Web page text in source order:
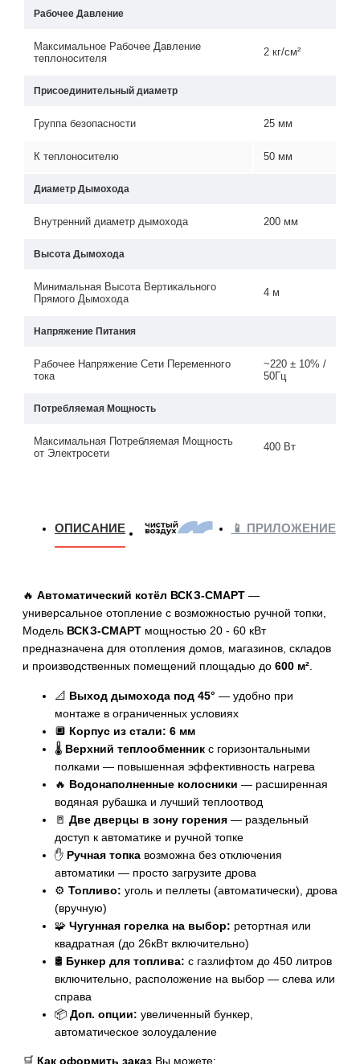
Рабочее Давление
Максимальное Рабочее Давление
теплоносителя
2 кг/см²
Присоединительный диаметр
Группа безопасности 25 мм
К теплоносителю 50 мм
Диаметр Дымохода
Внутренний диаметр дымохода 200 мм
Высота Дымохода
Минимальная Высота Вертикального
Прямого Дымохода
4 м
Напряжение Питания
Рабочее Напряжение Сети Переменного
тока
~220 ± 10% /
50Гц
Потребляемая Мощность
Максимальная Потребляемая Мощность
от Электросети
400 Вт
ОПИСАНИЕ 📱 ПРИЛОЖЕНИЕ
🔥 Автоматический котёл ВСКЗ-СМАРТ —
универсальное отопление с возможностью ручной топки,
Модель ВСКЗ-СМАРТ мощностью 20 - 60 кВт
предназначена для отопления домов, магазинов, складов
и производственных помещений площадью до 600 м²
📐 Выход дымохода под 45° — удобно при
монтаже в ограниченных условиях
🔲 Корпус из стали: 6 мм
🌡️ Верхний теплообменник с горизонтальными
полками — повышенная эффективность нагрева
🔥 Водонаполненные колосники — расширенная
водяная рубашка и лучший теплоотвод
🚪 Две дверцы в зону горения — раздельный
доступ к автоматике и ручной топке
✋ Ручная топка возможна без отключения
автоматики — просто загрузите дрова
⚙️ Топливо: уголь и пеллеты (автоматически), дрова
(вручную)
🧩 Чугунная горелка на выбор: ретортная или
квадратная (до 26кВт включительно)
🛢️ Бункер для топлива: с газлифтом до 450 литров
включительно, расположение на выбор — слева или
справа
📦 Доп. опции: увеличенный бункер,
автоматическое золоудаление
🛒 Как оформить заказ Вы можете: